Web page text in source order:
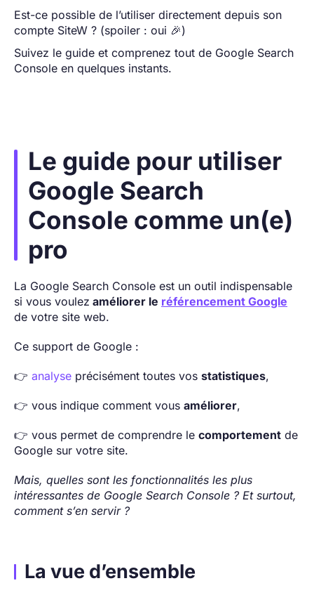
Est-ce possible de l’utiliser directement depuis son
compte SiteW ? (spoiler : oui 🎉)
Suivez le guide et comprenez tout de Google Search
Console en quelques instants.
Le guide pour utiliser
Google Search
Console comme un(e)
pro
La Google Search Console est un outil indispensable
si vous voulez améliorer le référencement Google
de votre site web.
Ce support de Google :
👉 analyse précisément toutes vos statistiques,
👉 vous indique comment vous améliorer,
👉 vous permet de comprendre le comportement de
Google sur votre site.
Mais, quelles sont les fonctionnalités les plus
intéressantes de Google Search Console ? Et surtout,
comment s’en servir ?
La vue d’ensemble